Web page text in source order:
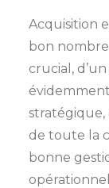
Acquisition
bon
crucial,
stratégique,
de toute la
bonne